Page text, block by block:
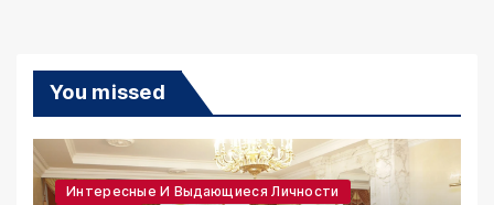
You missed
Интересные И Выдающиеся Личности